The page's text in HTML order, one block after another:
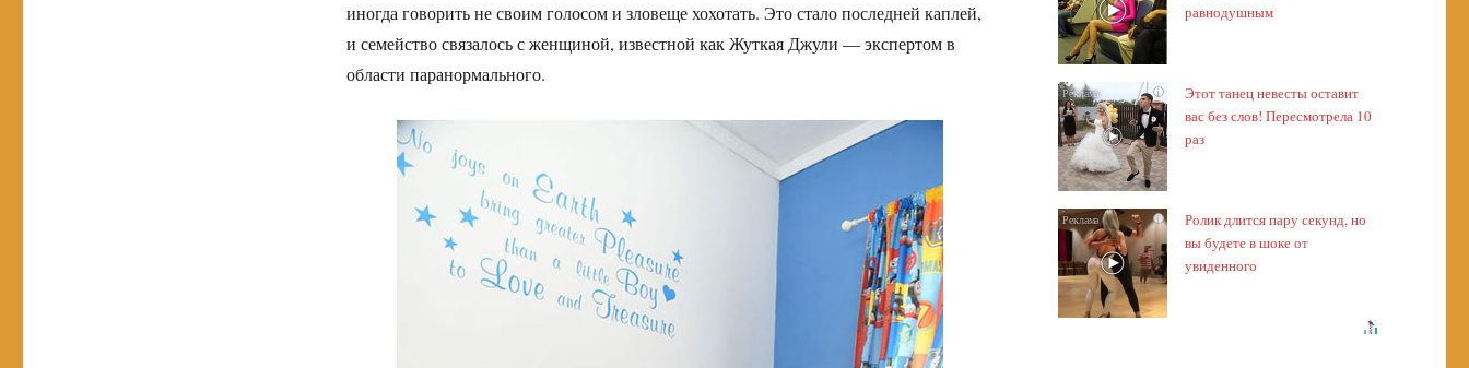
иногда говорить не своим голосом и зловеще хохотать. Это стало последней каплей,
и семейство связалось с женщиной, известной как Жуткая Джули — экспертом в
области паранормального.
равнодушным
i
Этот танец невесты оставит
вас без слов! Пересмотрела 10
раз
i
Ролик длится пару секунд, но
вы будете в шоке от
увиденного